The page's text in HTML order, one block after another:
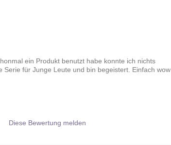
ein Produkt benutzt habe konnte ich nichts
für Junge Leute und bin begeistert. Einfach wow
Diese Bewertung melden